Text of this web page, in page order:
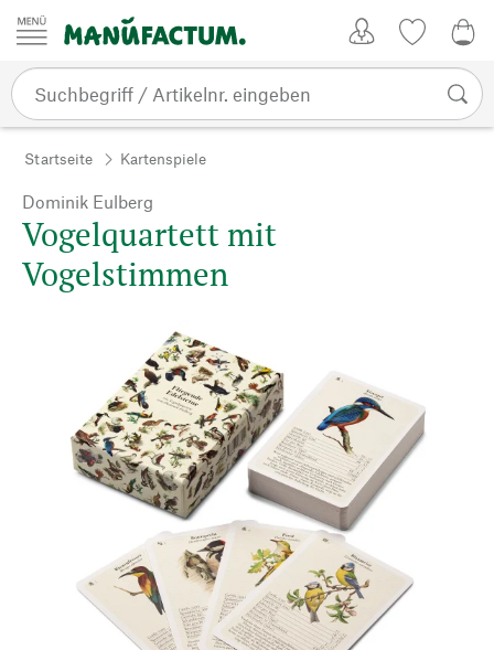
Zum Inhalt springen
Startseite Kartenspiele
Dominik Eulberg
Vogelquartett mit
Vogelstimmen